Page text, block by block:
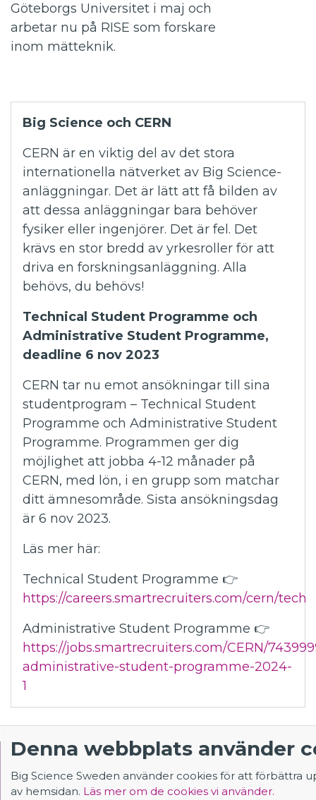
Denna webbplats använder
Big Science Sweden använder cookies för att förbättra
av hemsidan. Läs mer om de cookies vi använder.
Göteborgs Universitet i maj och
arbetar nu på RISE som forskare
inom mätteknik.
Big Science och CERN
CERN är en viktig del av det stora
internationella nätverket av Big Science-
anläggningar. Det är lätt att få bilden av
att dessa anläggningar bara behöver
fysiker eller ingenjörer. Det är fel. Det
krävs en stor bredd av yrkesroller för att
driva en forskningsanläggning. Alla
behövs, du behövs!
Technical Student Programme och
Administrative Student Programme,
deadline 6 nov 2023
CERN tar nu emot ansökningar till sina
studentprogram – Technical Student
Programme och Administrative Student
Programme. Programmen ger dig
möjlighet att jobba 4-12 månader på
CERN, med lön, i en grupp som matchar
ditt ämnesområde. Sista ansökningsdag
är 6 nov 2023.
Läs mer här:
Technical Student Programme 👉
https://careers.smartrecruiters.com/cern/tech
Administrative Student Programme 👉
https://jobs.smartrecruiters.com/CERN/
administrative-student-programme-2024-
1
KONTAKT